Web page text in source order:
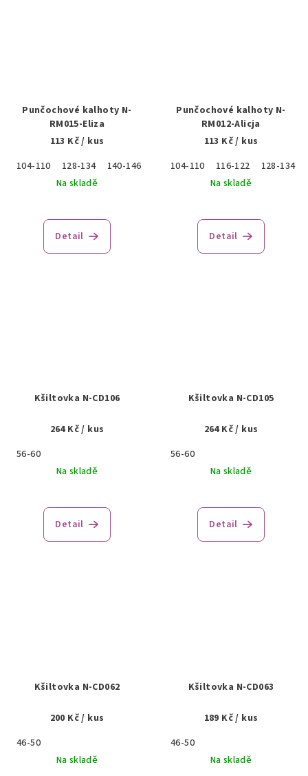
Punčochové kalhoty N-
RM015-Eliza
113 Kč/ kus
104-110
128-134 140-146
152-158
Na skladě
Detail
Punčochové kalhoty N-
RM012-Alicja
113 Kč/ kus
104-110
116-122 128-134
Na skladě
Detail
Kšiltovka N-CD106
264 Kč/ kus
56-60
Na skladě
Detail
Kšiltovka N-CD105
264 Kč/ kus
56-60
Na skladě
Detail
Kšiltovka N-CD062
200 Kč/ kus
46-50
Na skladě
Kšiltovka N-CD063
189 Kč/ kus
46-50
Na skladě